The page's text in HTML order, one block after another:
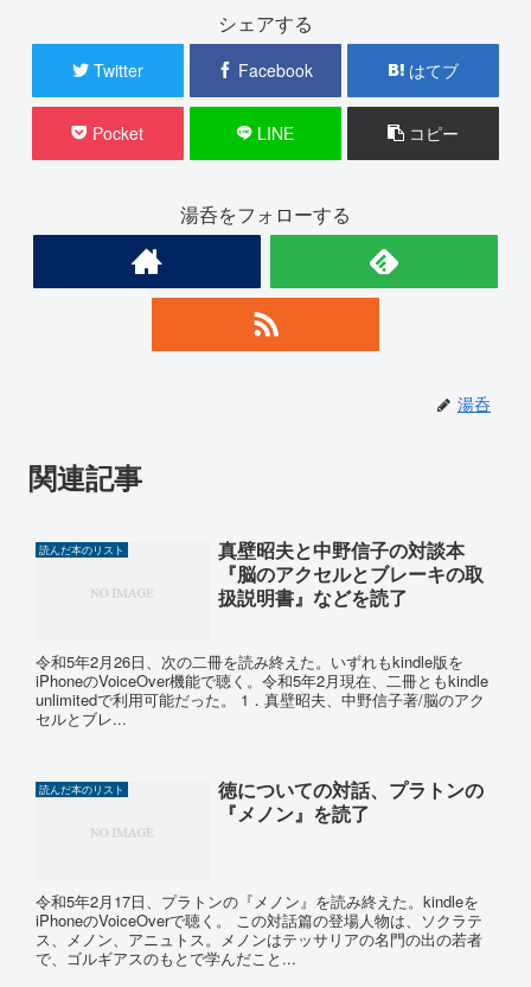
シェアする
Twitter Facebook はてブ
Pocket LINE コピー
湯呑をフォローする
湯呑
関連記事
読んだ本のリスト
真壁昭夫と中野信子の対談本
『脳のアクセルとブレーキの取
扱説明書』などを読了
令和5年2月26日、次の二冊を読み終えた。いずれもkindle版を
iPhoneのVoiceOver機能で聴く。令和5年2月現在、二冊ともkindle
unlimitedで利用可能だった。 1．真壁昭夫、中野信子著/脳のアク
セルとブレ...
読んだ本のリスト
徳についての対話、プラトンの
『メノン』を読了
令和5年2月17日、プラトンの『メノン』を読み終えた。kindleを
iPhoneのVoiceOverで聴く。 この対話篇の登場人物は、ソクラテ
ス、メノン、アニュトス。メノンはテッサリアの名門の出の若者
で、ゴルギアスのもとで学んだこと...